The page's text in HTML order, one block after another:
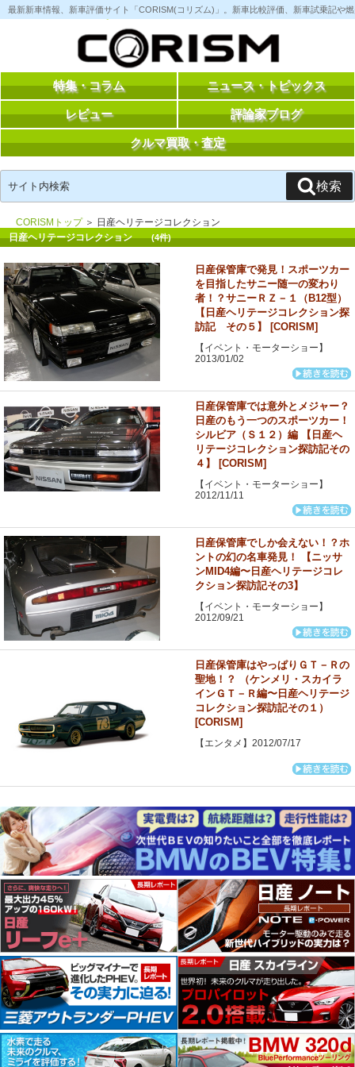
コ
ン
へ
最新新車情報、新車評価サイト「CORISM(コリズム)」。新車比較評価、新車試乗記や
特集・コラム ニュース・トピックス
レビュー 評論家ブログ
クルマ買取・査定
索:
検索
CORISMトップ＞ 日産ヘリテージコレクション
日産ヘリテージコレクション(4件)
日産保管庫で発見！スポーツカー
を目指したサニー随一の変わり
者！？サニーＲＺ－１（B12型）
【日産ヘリテージコレクション探
訪記 その５】 [CORISM]
【イベント・モーターショー】
2013/01/02
日産保管庫では意外とメジャー？
日産のもう一つのスポーツカー！
シルビア（Ｓ１２）編 【日産ヘ
リテージコレクション探訪記その
４】 [CORISM]
【イベント・モーターショー】
2012/11/11
日産保管庫でしか会えない！？ホ
ントの幻の名車発見！ 【ニッサ
ンMID4編〜日産ヘリテージコレ
クション探訪記その3】
【イベント・モーターショー】
2012/09/21
日産保管庫はやっぱりＧＴ－Ｒの
聖地！？ （ケンメリ・スカイラ
インＧＴ－Ｒ編〜日産ヘリテージ
コレクション探訪記その１）
[CORISM]
【エンタメ】2012/07/17